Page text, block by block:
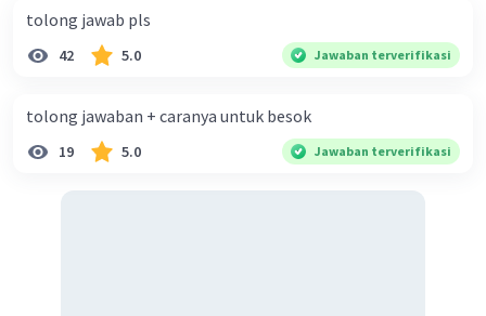
Jawaban yang benar adalah C.
tolong jawab pls
42 5.0 Jawaban terverifikasi
tolong jawaban + caranya untuk besok
19 5.0 Jawaban terverifikasi